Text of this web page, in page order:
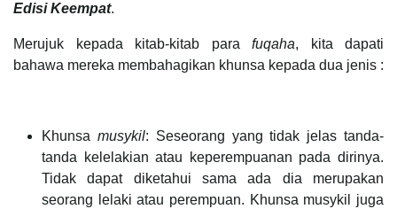
Edisi Keempat.
Merujuk kepada kitab-kitab para fuqaha, kita dapati
bahawa mereka membahagikan khunsa kepada dua jenis :
Khunsa musykil: Seseorang yang tidak jelas tanda-
tanda kelelakian atau keperempuanan pada dirinya.
Tidak dapat diketahui sama ada dia merupakan
seorang lelaki atau perempuan. Khunsa musykil juga